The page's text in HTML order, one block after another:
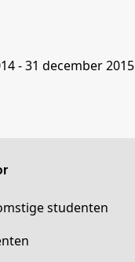
- 31 december 2015
studenten